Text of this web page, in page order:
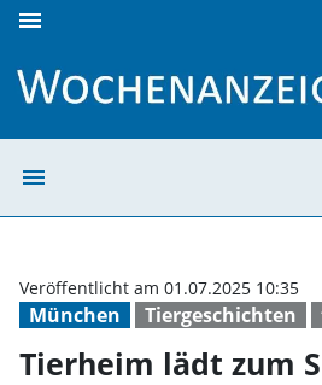
menu
menu
München Tiergeschichten
Veröffentlicht am 01.07.2025 10:35
Tierheim lädt zum